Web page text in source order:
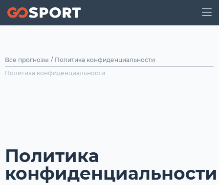
Все прогнозы / Политика конфиденциальности
Политика конфиденциальности
Политика
конфиденциальности